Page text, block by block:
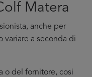
Matera
anche per
variare a seconda di
o del fornitore, cosi